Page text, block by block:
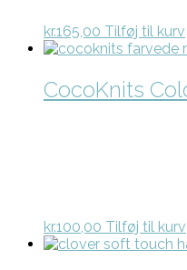
kr.165,00 Tilføj til kurv
CocoKnits
kr.100,00 Tilføj til kurv